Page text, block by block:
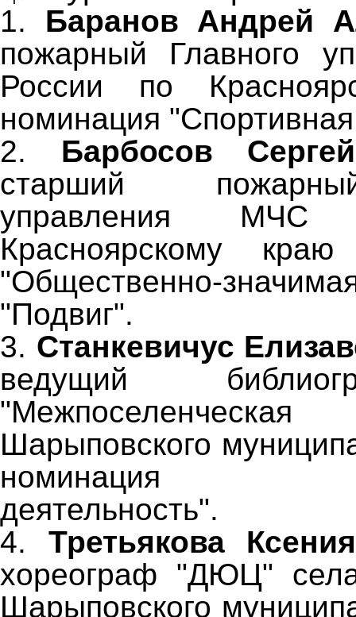
1. Баранов Андрей
пожарный Главного
России по
номинация
2. Барбосов
старший
управления
Красноярскому
"Общественно-
"Подвиг".
3. Станкевичус
ведущий
Шарыповского
номинация
деятельность".
4. Третьякова
хореограф "ДЮЦ"
Шарыповского